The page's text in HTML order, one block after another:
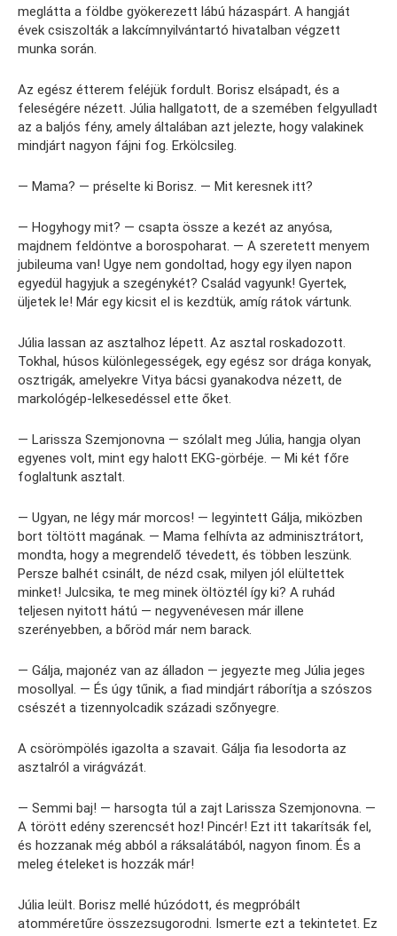
meglátta a földbe gyökerezett lábú házaspárt. A hangját
évek csiszolták a lakcímnyilvántartó hivatalban végzett
munka során.
Az egész étterem feléjük fordult. Borisz elsápadt, és a
feleségére nézett. Júlia hallgatott, de a szemében felgyulladt
az a baljós fény, amely általában azt jelezte, hogy valakinek
mindjárt nagyon fájni fog. Erkölcsileg.
— Mama? — préselte ki Borisz. — Mit keresnek itt?
— Hogyhogy mit? — csapta össze a kezét az anyósa,
majdnem feldöntve a borospoharat. — A szeretett menyem
jubileuma van! Ugye nem gondoltad, hogy egy ilyen napon
egyedül hagyjuk a szegénykét? Család vagyunk! Gyertek,
üljetek le! Már egy kicsit el is kezdtük, amíg rátok vártunk.
Júlia lassan az asztalhoz lépett. Az asztal roskadozott.
Tokhal, húsos különlegességek, egy egész sor drága konyak,
osztrigák, amelyekre Vitya bácsi gyanakodva nézett, de
markológép-lelkesedéssel ette őket.
— Larissza Szemjonovna — szólalt meg Júlia, hangja olyan
egyenes volt, mint egy halott EKG-görbéje. — Mi két főre
foglaltunk asztalt.
— Ugyan, ne légy már morcos! — legyintett Gálja, miközben
bort töltött magának. — Mama felhívta az adminisztrátort,
mondta, hogy a megrendelő tévedett, és többen leszünk.
Persze balhét csinált, de nézd csak, milyen jól elültettek
minket! Julcsika, te meg minek öltöztél így ki? A ruhád
teljesen nyitott hátú — negyvenévesen már illene
szerényebben, a bőröd már nem barack.
— Gálja, majonéz van az álladon — jegyezte meg Júlia jeges
mosollyal. — És úgy tűnik, a fiad mindjárt ráborítja a szószos
csészét a tizennyolcadik századi szőnyegre.
A csörömpölés igazolta a szavait. Gálja fia lesodorta az
asztalról a virágvázát.
— Semmi baj! — harsogta túl a zajt Larissza Szemjonovna. —
A törött edény szerencsét hoz! Pincér! Ezt itt takarítsák fel,
és hozzanak még abból a ráksalátából, nagyon finom. És a
meleg ételeket is hozzák már!
Júlia leült. Borisz mellé húzódott, és megpróbált
atomméretűre összezsugorodni. Ismerte ezt a tekintetet. Ez